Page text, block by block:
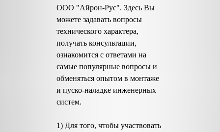
ООО "Айрон-Рус". Здесь Вы
можете задавать вопросы
технического характера,
получать консультации,
ознакомится с ответами на
самые популярные вопросы и
обменяться опытом в монтаже
и пуско-наладке инженерных
систем.
1) Для того, чтобы участвовать